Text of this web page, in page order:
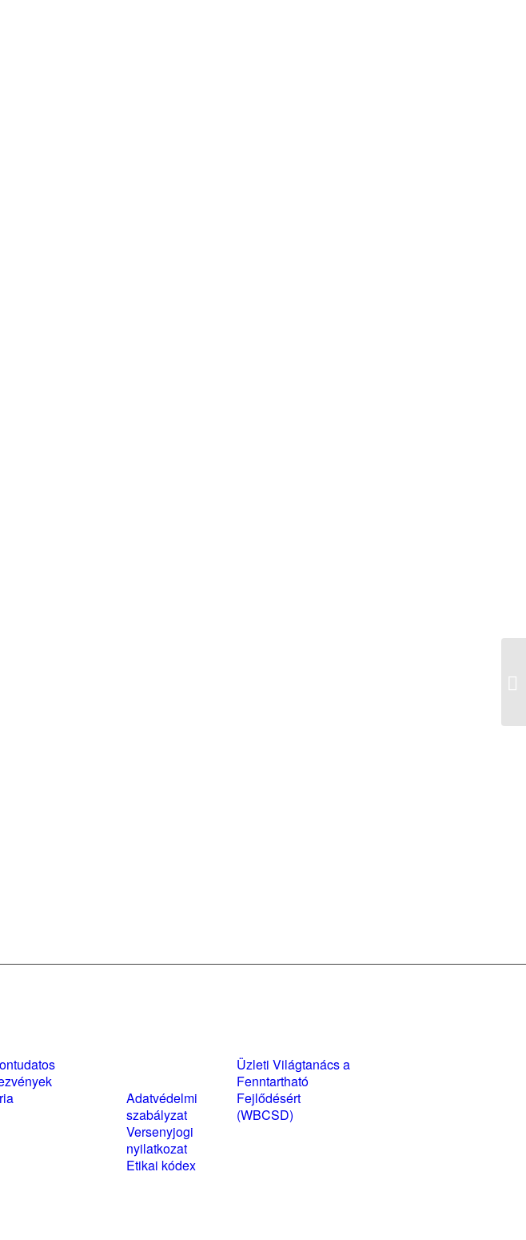
Adatvédelmi
szabályzat
Versenyjogi
nyilatkozat
Etikai kódex
Üzleti Világtanács a
Fenntartható
Fejlődésért
(WBCSD)